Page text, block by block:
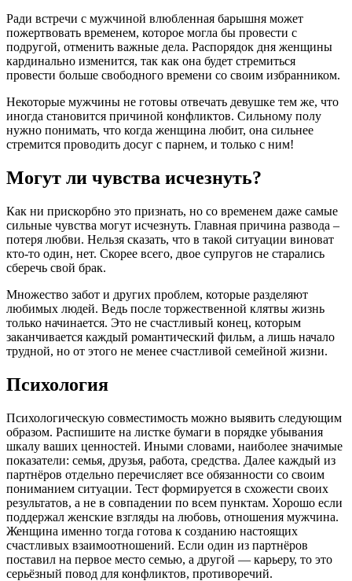
Ради встречи с мужчиной влюбленная барышня может
пожертвовать временем, которое могла бы провести с
подругой, отменить важные дела. Распорядок дня женщины
кардинально изменится, так как она будет стремиться
провести больше свободного времени со своим избранником.
Некоторые мужчины не готовы отвечать девушке тем же, что
иногда становится причиной конфликтов. Сильному полу
нужно понимать, что когда женщина любит, она сильнее
стремится проводить досуг с парнем, и только с ним!
Могут ли чувства исчезнуть?
Как ни прискорбно это признать, но со временем даже самые
сильные чувства могут исчезнуть. Главная причина развода –
потеря любви. Нельзя сказать, что в такой ситуации виноват
кто-то один, нет. Скорее всего, двое супругов не старались
сберечь свой брак.
Множество забот и других проблем, которые разделяют
любимых людей. Ведь после торжественной клятвы жизнь
только начинается. Это не счастливый конец, которым
заканчивается каждый романтический фильм, а лишь начало
трудной, но от этого не менее счастливой семейной жизни.
Психология
Психологическую совместимость можно выявить следующим
образом. Распишите на листке бумаги в порядке убывания
шкалу ваших ценностей. Иными словами, наиболее значимые
показатели: семья, друзья, работа, средства. Далее каждый из
партнёров отдельно перечисляет все обязанности со своим
пониманием ситуации. Тест формируется в схожести своих
результатов, а не в совпадении по всем пунктам. Хорошо если
поддержал женские взгляды на любовь, отношения мужчина.
Женщина именно тогда готова к созданию настоящих
счастливых взаимоотношений. Если один из партнёров
поставил на первое место семью, а другой — карьеру, то это
серьёзный повод для конфликтов, противоречий.